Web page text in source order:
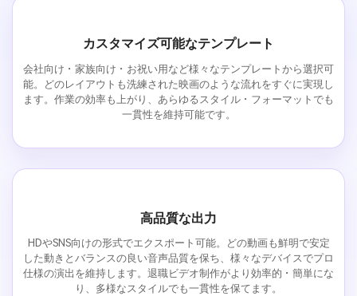
カスタマイズ可能なテンプレート
会社向け・家族向け・お祝い用など様々なテンプレートから選択可
能。どのレイアウトも洗練された映画のような流れをすぐに実現し
ます。作業の効率も上がり、あらゆるスタイル・フォーマットでも
一貫性を維持可能です。
高品質な出力
HDやSNS向けの形式でエクスポート可能。どの動画も鮮明で安定
した動きとバランスの良い音声品質を保ち、様々なデバイスでプロ
仕様の演出を維持します。退職ビデオ制作がより効率的・簡単にな
り、多様なスタイルでも一貫性を保てます。